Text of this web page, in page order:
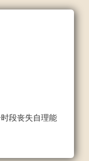
段丧失自理能